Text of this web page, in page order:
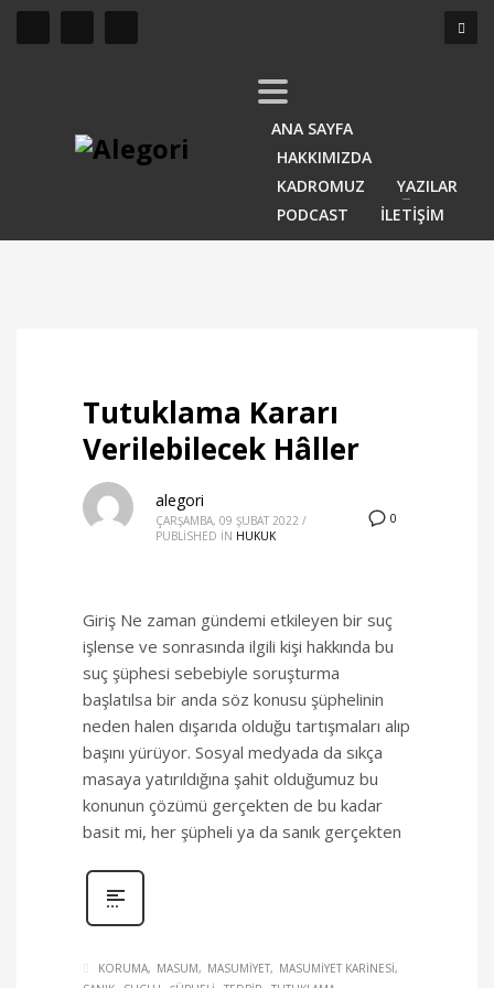
ANA SAYFA
HAKKIMIZDA
KADROMUZ
YAZILAR
PODCAST
İLETİŞİM
Tutuklama Kararı
Verilebilecek Hâller
0
alegori
ÇARŞAMBA, 09 ŞUBAT 2022 /
PUBLISHED IN HUKUK
Giriş Ne zaman gündemi etkileyen bir suç
işlense ve sonrasında ilgili kişi hakkında bu
suç şüphesi sebebiyle soruşturma
başlatılsa bir anda söz konusu şüphelinin
neden halen dışarıda olduğu tartışmaları alıp
başını yürüyor. Sosyal medyada da sıkça
masaya yatırıldığına şahit olduğumuz bu
konunun çözümü gerçekten de bu kadar
basit mi, her şüpheli ya da sanık gerçekten
KORUMA MASUM MASUMIYET
MASUMIYET KARINESI